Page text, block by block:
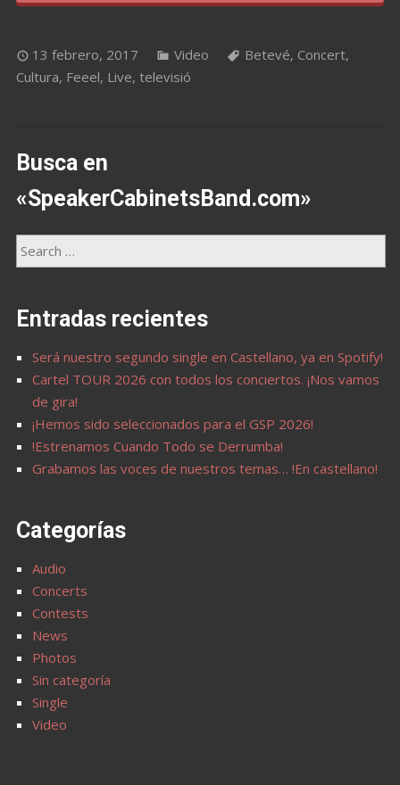
13 febrero, 2017 Video Betevé, Concert,
Cultura, Feeel, Live, televisió
Busca en
«SpeakerCabinetsBand.com»
Entradas recientes
Será nuestro segundo single en Castellano, ya en Spotify!
Cartel TOUR 2026 con todos los conciertos. ¡Nos vamos
de gira!
¡Hemos sido seleccionados para el GSP 2026!
!Estrenamos Cuando Todo se Derrumba!
Grabamos las voces de nuestros temas… !En castellano!
Categorías
Audio
Concerts
Contests
News
Photos
Sin categoría
Single
Video